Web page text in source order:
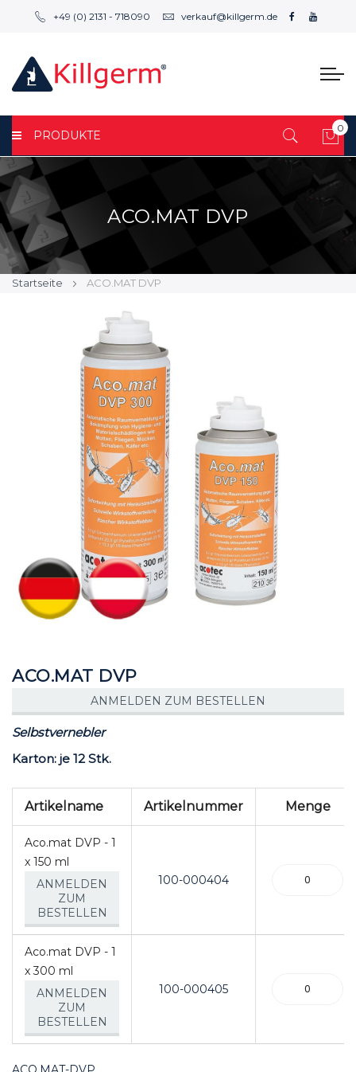
+49 (0) 2131 - 718090 verkauf@killgerm.de
PRODUKTE
0
ACO.MAT DVP
Startseite ACO.MAT DVP
ACO.MAT DVP
ANMELDEN ZUM BESTELLEN
Selbstvernebler
Karton: je 12 Stk.
Artikel
gruppiertes
Produkt
Artikelname Artikelnummer Menge
Aco.mat DVP - 1
x 150 ml
ANMELDEN
ZUM
BESTELLEN
100-000404
Aco.mat DVP - 1
x 300 ml
ANMELDEN
ZUM
BESTELLEN
100-000405